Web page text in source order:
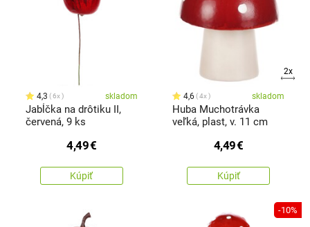
4,3 6x skladom
Jabĺčka na drôtiku II,
červená, 9 ks
4,49€
Kúpiť
2x
4,6 4x skladom
Huba Muchotrávka
veľká, plast, v. 11 cm
4,49€
Kúpiť
-10%